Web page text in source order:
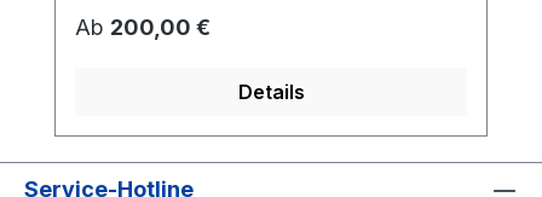
Regulärer Preis:
Ab 200,00 €
Details
Service-Hotline